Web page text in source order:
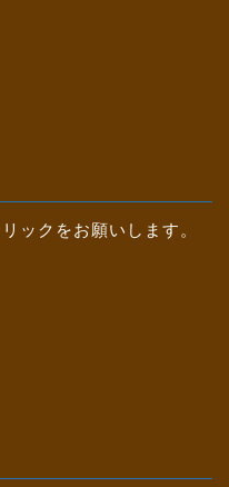
ックをお願いします。